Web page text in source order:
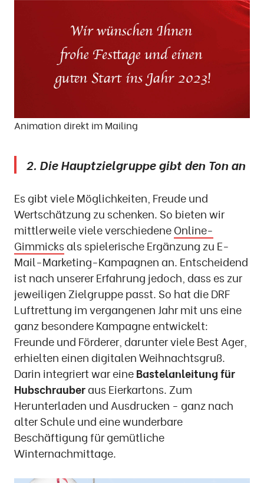
Animation direkt im Mailing
2. Die Hauptzielgruppe gibt den Ton an
Es gibt viele Möglichkeiten, Freude und
Wertschätzung zu schenken. So bieten wir
mittlerweile viele verschiedeneOnline-
Gimmicksals spielerische Ergänzung zu E-
Mail-Marketing-Kampagnen an. Entscheidend
ist nach unserer Erfahrung jedoch, dass es zur
jeweiligen Zielgruppe passt. So hat die DRF
Luftrettung im vergangenen Jahr mit uns eine
ganz besondere Kampagne entwickelt:
Freunde und Förderer, darunter viele Best Ager,
erhielten einen digitalen Weihnachtsgruß.
Darin integriert war eineBastelanleitung für
Hubschrauberaus Eierkartons. Zum
Herunterladen und Ausdrucken - ganz nach
alter Schule und eine wunderbare
Beschäftigung für gemütliche
Winternachmittage.